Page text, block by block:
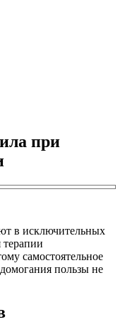
при
в исключительных
терапии
самостоятельное
пользы не